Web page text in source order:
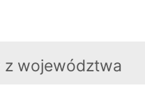
z województwa